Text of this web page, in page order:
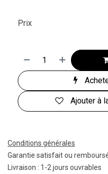
Ajouter à
Prix
Conditions générales
Garantie satisfait ou
Livraison : 1-2 jours ouvrables